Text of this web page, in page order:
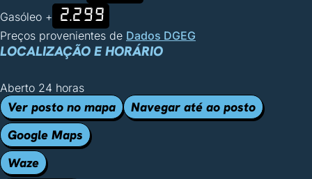
Gasóleo + 2.299
Preços provenientes de Dados DGEG
LOCALIZAÇÃO E HORÁRIO
Aberto 24 horas
Ver posto no mapa
Navegar até ao posto
Google Maps
Waze